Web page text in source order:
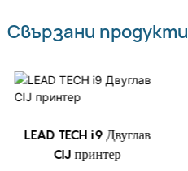
Свързани продукти
LEAD TECH i9 Двуглав
CIJ принтер